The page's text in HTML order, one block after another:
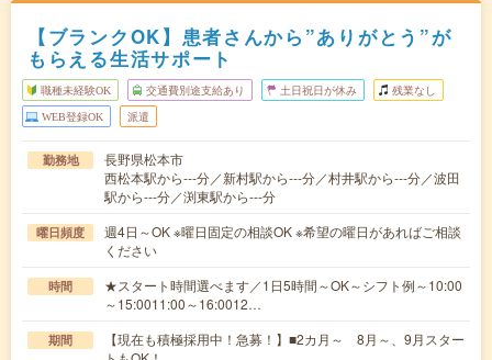
【ブランクOK】患者さんから”ありがとう”が
もらえる生活サポート
職種未経験OK 交通費別途支給あり 土日祝日が休み 残業なし
WEB登録OK 派遣
勤務地
長野県松本市
西松本駅から---分／新村駅から---分／村井駅から---分／波田
駅から---分／渕東駅から---分
曜日頻度
週4日～OK ※曜日固定の相談OK ※希望の曜日があればご相談
ください
時間
★スタート時間選べます／1日5時間～OK～シフト例～10:00
～15:0011:00～16:0012…
期間
【現在も積極採用中！急募！】■2カ月～ 8月～、9月スター